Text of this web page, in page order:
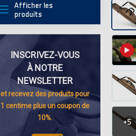
Afficher les
produits
INSCRIVEZ-VOUS
À NOTRE
NEWSLETTER
et recevez desproduits pour
1 centimeplus un coupon de
10%.
+5